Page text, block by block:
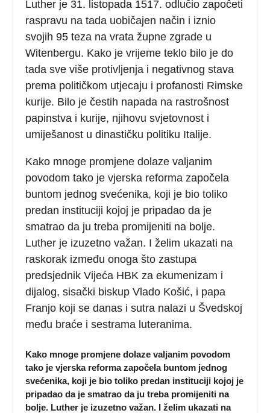
Luther je 31. listopada 1517. odlučio započeti
raspravu na tada uobičajen način i iznio
svojih 95 teza na vrata župne zgrade u
Witenbergu. Kako je vrijeme teklo bilo je do
tada sve više protivljenja i negativnog stava
prema političkom utjecaju i profanosti Rimske
kurije. Bilo je čestih napada na rastrošnost
papinstva i kurije, njihovu svjetovnost i
umiješanost u dinastičku politiku Italije.
Kako mnoge promjene dolaze valjanim
povodom tako je vjerska reforma započela
buntom jednog svećenika, koji je bio toliko
predan instituciji kojoj je pripadao da je
smatrao da ju treba promijeniti na bolje.
Luther je izuzetno važan. I želim ukazati na
raskorak između onoga što zastupa
predsjednik Vijeća HBK za ekumenizam i
dijalog, sisački biskup Vlado Košić, i papa
Franjo koji se danas i sutra nalazi u Švedskoj
među braće i sestrama luteranima.
Kako mnoge promjene dolaze valjanim povodom
tako je vjerska reforma započela buntom jednog
svećenika, koji je bio toliko predan instituciji kojoj je
pripadao da je smatrao da ju treba promijeniti na
bolje. Luther je izuzetno važan. I želim ukazati na